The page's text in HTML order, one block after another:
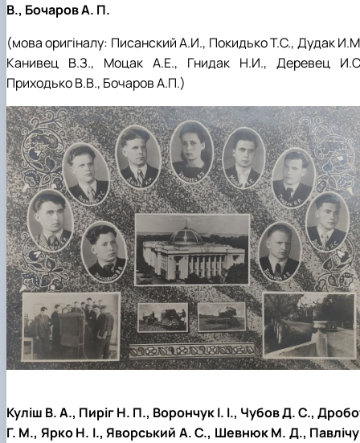
В., Бочаров А. П.
(мова оригіналу: Писанский А.И., Покидько Т.С., Дудак
Канивец В.З., Моцак А.Е., Гнидак Н.И., Деревец
Приходько В.В., Бочаров А.П.)
Куліш В. А., Пиріг Н. П., Ворончук І. І., Чубов Д. С.,
Г. М., Ярко Н. І., Яворський А. С., Шевнюк М. Д.,